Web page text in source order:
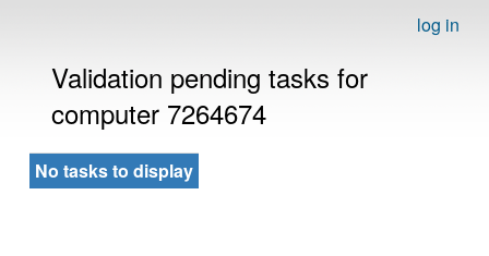
log in
Validation pending tasks for
computer 7264674
No tasks to display